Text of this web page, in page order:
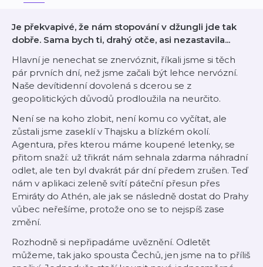
Je překvapivé, že nám stopování v džungli jde tak
dobře. Sama bych ti, drahý otče, asi nezastavila...
Hlavní je nenechat se znervóznit, říkali jsme si těch
pár prvních dní, než jsme začali být lehce nervózní.
Naše devítidenní dovolená s dcerou se z
geopolitických důvodů prodloužila na neurčito.
Není se na koho zlobit, není komu co vyčítat, ale
zůstali jsme zaseklí v Thajsku a blízkém okolí.
Agentura, přes kterou máme koupené letenky, se
přitom snaží: už třikrát nám sehnala zdarma náhradní
odlet, ale ten byl dvakrát pár dní předem zrušen. Teď
nám v aplikaci zeleně svítí páteční přesun přes
Emiráty do Athén, ale jak se následně dostat do Prahy
vůbec neřešíme, protože ono se to nejspíš zase
změní.
Rozhodně si nepřipadáme uvěznění. Odletět
můžeme, tak jako spousta Čechů, jen jsme na to příliš